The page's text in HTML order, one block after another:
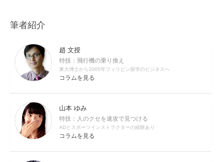
筆者紹介
趙 文授
特技：飛行機の乗り換え
東大博士から2005年フィリピン留学のビジネスへ
コラムを見る
山本 ゆみ
特技：人のクセを速攻で見つける
ADとスポーツインストラクターの経験あり
コラムを見る